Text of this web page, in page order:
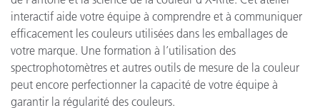
interactif aide votre équipe à comprendre et à communiquer
efficacement les couleurs utilisées dans les emballages de
votre marque. Une formation à l’utilisation des
spectrophotomètres et autres outils de mesure de la couleur
peut encore perfectionner la capacité de votre équipe à
garantir la régularité des couleurs.